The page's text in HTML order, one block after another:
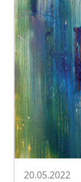
20.05.2022